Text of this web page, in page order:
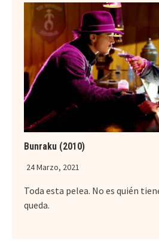
Bunraku (2010)
24 Marzo, 2021
Toda esta pelea. No es quién
queda.